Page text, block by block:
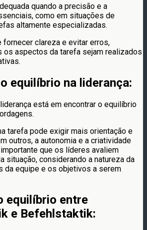
quando a precisão e a
como em situações de
altamente especializadas.
clareza e evitar erros,
os aspectos da tarefa sejam realizados
equilíbrio na liderança:
está em encontrar o equilíbrio
tarefa pode exigir mais orientação e
outros, a autonomia e a criatividade
que os líderes avaliem
situação, considerando a natureza da
da equipe e os objetivos a serem
equilíbrio entre
e Befehlstaktik: